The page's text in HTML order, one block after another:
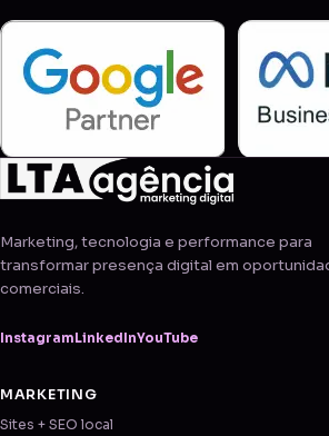
Marketing, tecnologia e performance para
transformar presença digital em
comerciais.
Instagram LinkedInYouTube
MARKETING
Sites + SEO local